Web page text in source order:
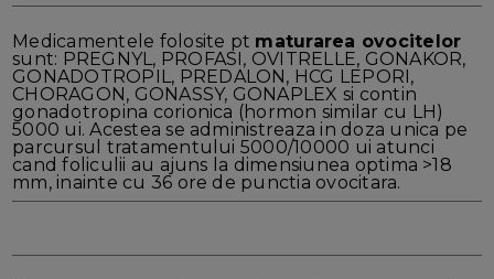
Medicamentele folosite pt maturarea ovocitelor
sunt: PREGNYL, PROFASI, OVITRELLE, GONAKOR,
GONADOTROPIL, PREDALON, HCG LEPORI,
CHORAGON, GONASSY, GONAPLEX si contin
gonadotropina corionica (hormon similar cu LH)
5000 ui. Acestea se administreaza in doza unica pe
parcursul tratamentului 5000/10000 ui atunci
cand foliculii au ajuns la dimensiunea optima >18
mm, inainte cu 36 ore de punctia ovocitara.